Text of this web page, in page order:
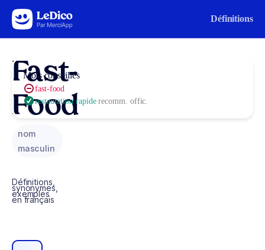
Aller au contenu Définitions
Fast-
Food
nom
masculin
Définitions,
synonymes,
exemples
en français
Mots conseillés
fast-food
restauration rapiderecomm. offic.